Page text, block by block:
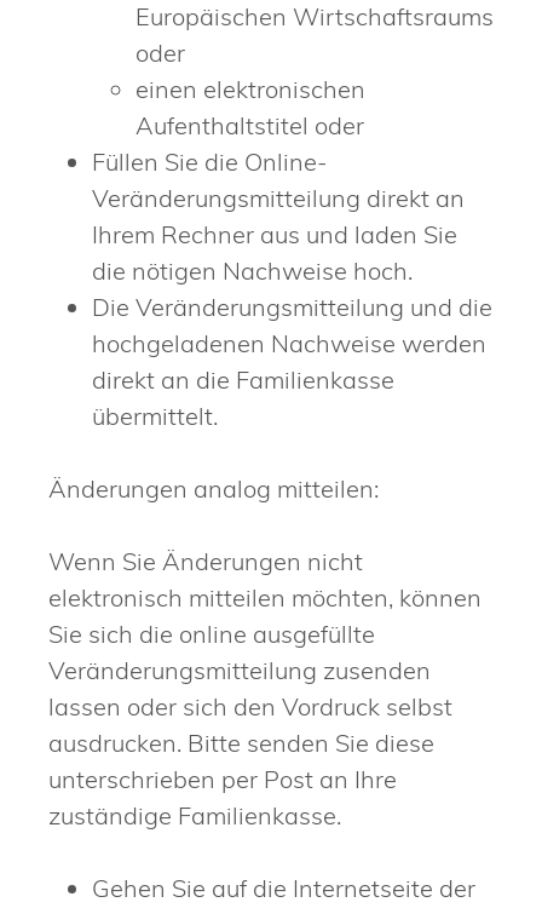
Europäischen Wirtschaftsraums
oder
einen elektronischen
Aufenthaltstitel oder
Füllen Sie die Online-
Veränderungsmitteilung direkt an
Ihrem Rechner aus und laden Sie
die nötigen Nachweise hoch.
Die Veränderungsmitteilung und die
hochgeladenen Nachweise werden
direkt an die Familienkasse
übermittelt.
Änderungen analog mitteilen:
Wenn Sie Änderungen nicht
elektronisch mitteilen möchten, können
Sie sich die online ausgefüllte
Veränderungsmitteilung zusenden
lassen oder sich den Vordruck selbst
ausdrucken. Bitte senden Sie diese
unterschrieben per Post an Ihre
zuständige Familienkasse.
Gehen Sie auf die Internetseite der